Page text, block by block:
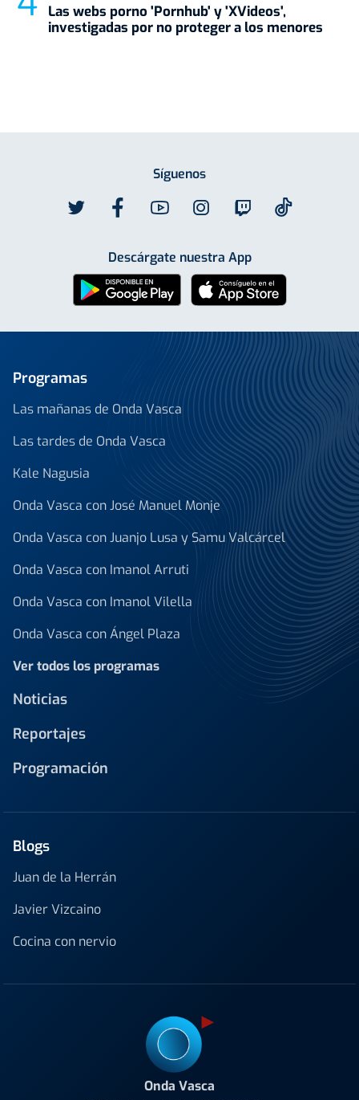
Las webs porno 'Pornhub' y 'XVideos',
investigadas por no proteger a los menores
Síguenos
Descárgate nuestra App
Programas
Las mañanas de Onda Vasca
Las tardes de Onda Vasca
Kale Nagusia
Onda Vasca con José Manuel Monje
Onda Vasca con Juanjo Lusa y Samu Valcárcel
Onda Vasca con Imanol Arruti
Onda Vasca con Imanol Vilella
Onda Vasca con Ángel Plaza
Ver todos los programas
Noticias
Reportajes
Programación
Blogs
Juan de la Herrán
Javier Vizcaino
Cocina con nervio
Onda Vasca